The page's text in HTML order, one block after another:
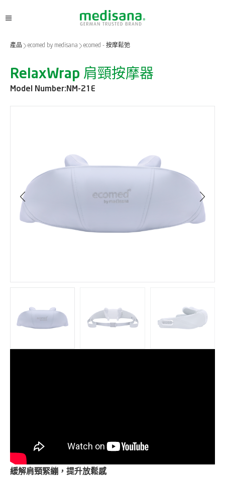
產品 ecomed by medisana ecomed - 按摩鬆弛
RelaxWrap 肩頸按摩器
Model Number: NM-21E
緩解肩頸緊繃，提升放鬆感